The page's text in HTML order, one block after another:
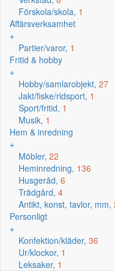
Förskola/skola, 1
Affärsverksamhet
+
Partier/varor, 1
Fritid & hobby
+
Hobby/samlarobjekt, 27
Jakt/fiske/ridsport, 1
Sport/fritid, 1
Musik, 1
Hem & inredning
+
Möbler, 22
Heminredning, 136
Husgeråd, 6
Trädgård, 4
Antikt, konst, tavlor, mm,
Personligt
+
Konfektion/kläder, 36
Ur/klockor, 1
Leksaker, 1